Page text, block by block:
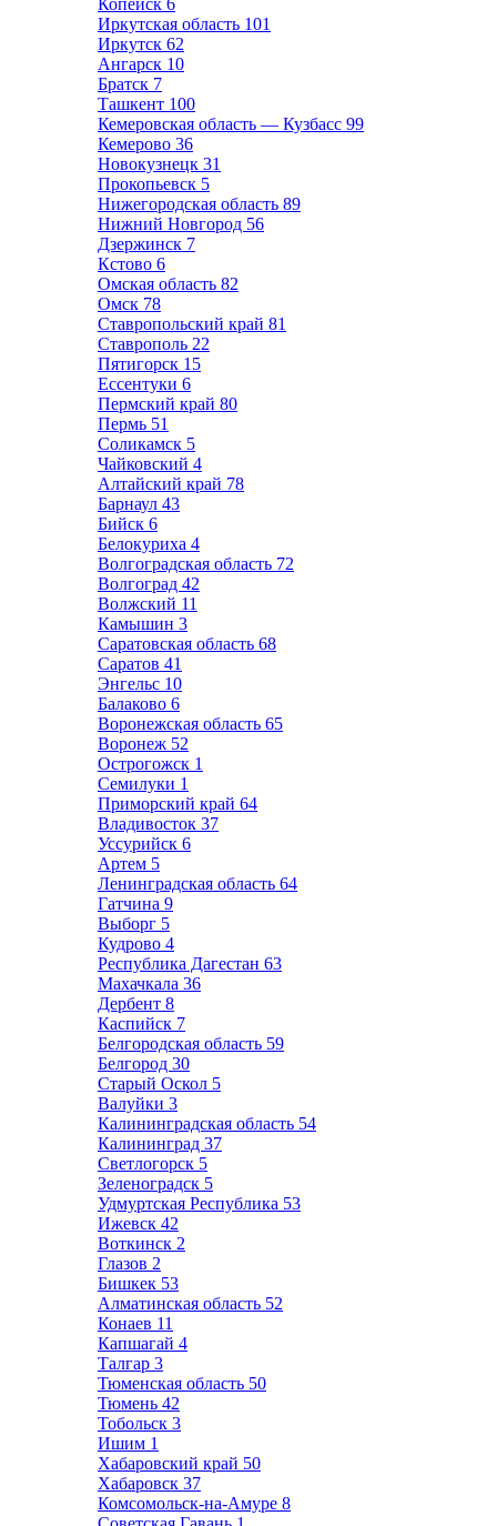
Копейск 6
Иркутская область 101
Иркутск 62
Ангарск 10
Братск 7
Ташкент 100
Кемеровская область — Кузбасс 99
Кемерово 36
Новокузнецк 31
Прокопьевск 5
Нижегородская область 89
Нижний Новгород 56
Дзержинск 7
Кстово 6
Омская область 82
Омск 78
Ставропольский край 81
Ставрополь 22
Пятигорск 15
Ессентуки 6
Пермский край 80
Пермь 51
Соликамск 5
Чайковский 4
Алтайский край 78
Барнаул 43
Бийск 6
Белокуриха 4
Волгоградская область 72
Волгоград 42
Волжский 11
Камышин 3
Саратовская область 68
Саратов 41
Энгельс 10
Балаково 6
Воронежская область 65
Воронеж 52
Острогожск 1
Семилуки 1
Приморский край 64
Владивосток 37
Уссурийск 6
Артем 5
Ленинградская область 64
Гатчина 9
Выборг 5
Кудрово 4
Республика Дагестан 63
Махачкала 36
Дербент 8
Каспийск 7
Белгородская область 59
Белгород 30
Старый Оскол 5
Валуйки 3
Калининградская область 54
Калининград 37
Светлогорск 5
Зеленоградск 5
Удмуртская Республика 53
Ижевск 42
Воткинск 2
Глазов 2
Бишкек 53
Алматинская область 52
Конаев 11
Капшагай 4
Талгар 3
Тюменская область 50
Тюмень 42
Тобольск 3
Ишим 1
Хабаровский край 50
Хабаровск 37
Комсомольск-на-Амуре 8